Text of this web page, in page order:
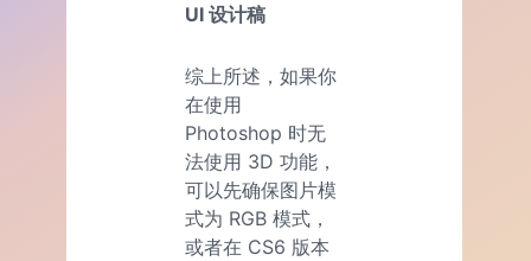
UI 设计稿
综上所述，如果你
在使用
Photoshop 时无
法使用 3D 功能，
可以先确保图片模
式为 RGB 模式，
或者在 CS6 版本